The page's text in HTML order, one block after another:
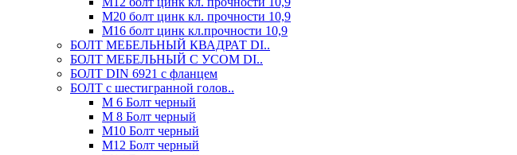
М20 болт цинк кл. прочности 10,9
М16 болт цинк кл.прочности 10,9
БОЛТ МЕБЕЛЬНЫЙ КВАДРАТ DI..
БОЛТ МЕБЕЛЬНЫЙ С УСОМ DI..
БОЛТ DIN 6921 c фланцем
БОЛТ с шестигранной голов..
М 6 Болт черный
М 8 Болт черный
М10 Болт черный
М12 Болт черный